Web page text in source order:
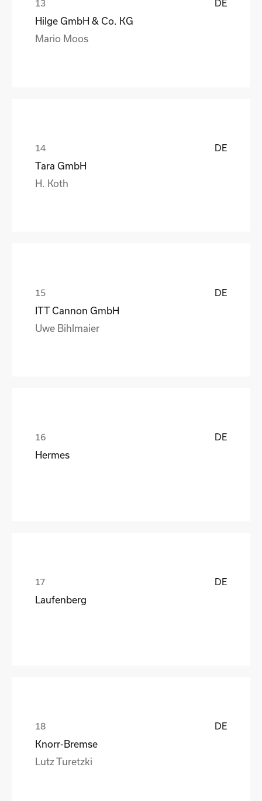
DE
Hilge GmbH & Co. KG
Mario Moos
DE
Tara GmbH
H. Koth
DE
ITT Cannon GmbH
Uwe Bihlmaier
DE
Hermes
DE
Laufenberg
DE
Knorr-Bremse
Lutz Turetzki